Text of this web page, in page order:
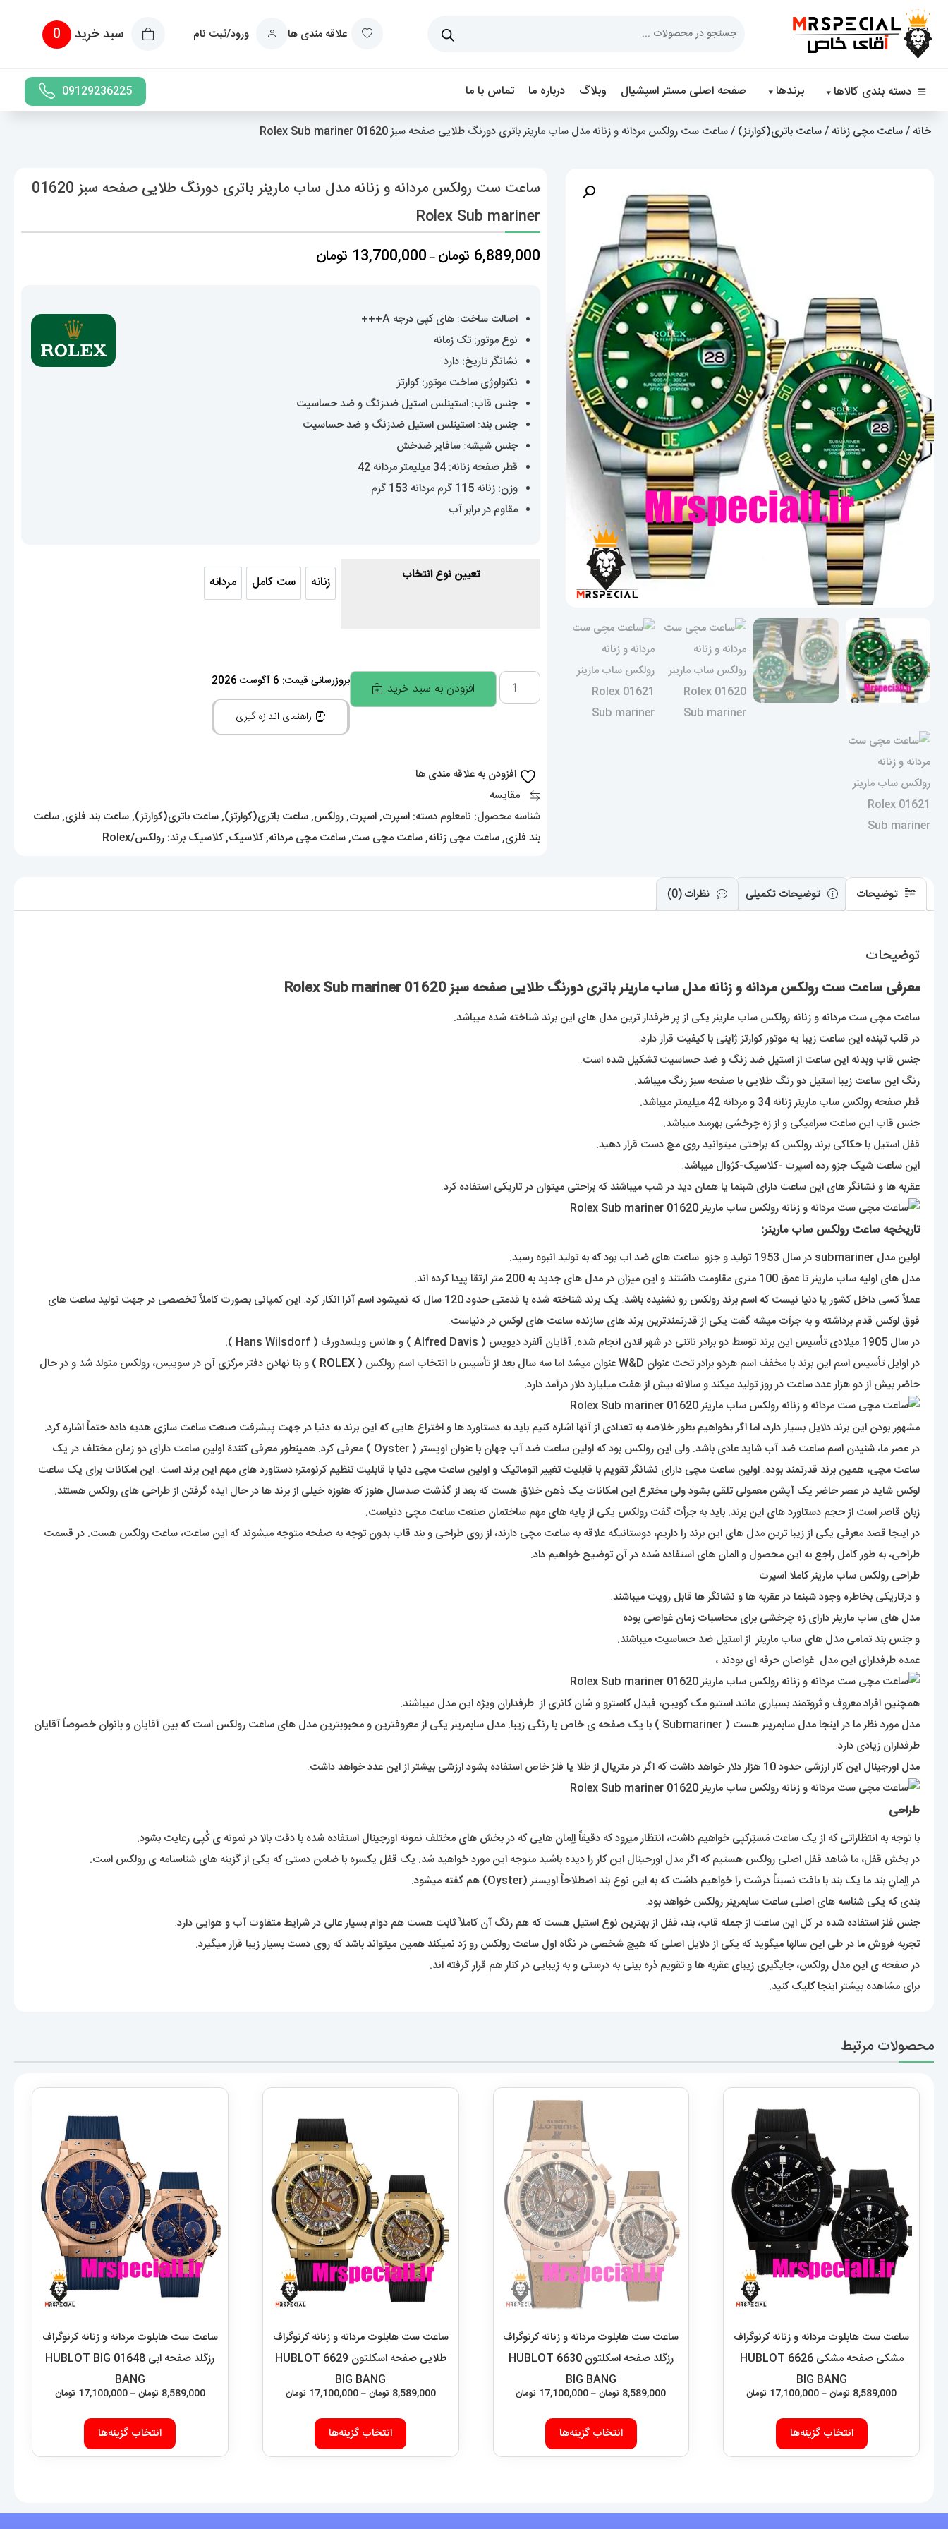
علاقه مندی ها ورود/ثبت نام سبد خرید 0
دسته بندی کالاها برندها صفحه اصلی مستر اسپشیال وبلاگ درباره ما تماس با ما 09129236225
خانه /ساعت مچی زنانه /ساعت باتری(کوارتز) / ساعت ست رولکس مردانه و زنانه مدل ساب مارینر باتری دورنگ طلایی صفحه سبز 01620 Rolex Sub mariner
ساعت ست رولکس مردانه و زنانه مدل ساب مارینر باتری دورنگ طلایی صفحه سبز 01620
Rolex Sub mariner
6,889,000 تومان –
13,700,000 تومانمحدوده
اصالت ساخت: های کپی درجه A+++
نوع موتور: تک زمانه
نشانگر تاریخ: دارد
نکنولوژی ساخت موتور: کوارتز
جنس قاب: استینلس استیل ضدزنگ و ضد حساسیت
جنس بند: استینلس استیل ضدزنگ و ضد حساسیت
جنس شیشه: سافایر ضدخش
قطر صفحه زنانه: 34 میلیمتر مردانه 42
وزن: زنانه 115 گرم مردانه 153 گرم
مقاوم در برابر آب
تعیین نوع انتخاب زنانه ست کامل
ست کامل مردانه
ساعت
ست
زنانه
مدل
ساب
طلایی
Rolex
Sub
افزودن به سبد خرید بروزرسانی قیمت: 6 آگوست 2026
راهنمای اندازه گیری
افزودن به علاقه مندی ها
مقایسه
شناسه محصول: نامعلوم دسته: اسپرت,اسپرت,رولکس,ساعت باتری(کوارتز),ساعت باتری(کوارتز),ساعت بند فلزی,ساعت
بند فلزی,ساعت مچی زنانه,ساعت مچی ست,ساعت مچی مردانه,کلاسیک,کلاسیک برند: رولکس/Rolex
توضیحات توضیحات تکمیلی نظرات (0)
توضیحات
معرفی ساعت ست رولکس مردانه و زنانه مدل ساب مارینر باتری دورنگ طلایی صفحه سبز 01620 Rolex Sub mariner
ساعت مچی ست مردانه و زنانه رولکس ساب مارینر یکی از پر طرفدار ترین مدل های این برند شناخته شده میباشد.
در قلب تپنده این ساعت زیبا یه موتور کوارتز ژاپنی با کیفیت قرار دارد.
جنس قاب وبدنه این ساعت از استیل ضد زنگ و ضد حساسیت تشکیل شده است.
رنگ این ساعت زیبا استیل دو رنگ طلایی با صفحه سبز رنگ میباشد.
قطر صفحه رولکس ساب مارینر زنانه 34 و مردانه 42 میلیمتر میباشد.
جنس قاب این ساعت سرامیکی و از زه چرخشی بهرمند میباشد.
قفل استیل با حکاکی برند رولکس که براحتی میتوانید روی مچ دست قرار دهید.
این ساعت شیک جزو رده اسپرت -کلاسیک-کژوال میباشد.
عقربه ها و نشانگر های این ساعت دارای شبنما یا همان دید در شب میباشند که براحتی میتوان در تاریکی استفاده کرد.
تاریخچه ساعت رولکس ساب مارینر:
اولین مدل submariner در سال 1953 تولید و جزو ساعت های ضد اب بود که به تولید انبوه رسید.
مدل های اولیه ساب مارینر تا عمق 100 متری مقاومت داشتند و این میزان در مدل های جدید به 200 متر ارتقا پیدا کرده اند.
عملاً کسی داخل کشور یا دنیا نیست که اسم برند رولکس رو نشنیده باشد. یک برند شناخته شده با قدمتی حدود 120 سال که نمیشود اسم آنرا انکار کرد. این کمپانی بصورت کاملاً تخصصی در جهت تولید ساعت های
فوق لوکس قدم برداشته و به جرأت میشه گفت یکی از قدرتمندترین برند های سازنده ساعت های لوکس در دنیاست.
در سال 1905 میلادی تأسیس این برند توسط دو برادر ناتنی در شهر لندن انجام شده. آقایان آلفرد دیویس ( Alfred Davis ) و هانس ویلسدورف ( Hans Wilsdorf ).
در اوایل تأسیس اسم این برند با مخفف اسم هردو برادر تحت عنوان W&D عنوان میشد اما سه سال بعد از تأسیس با انتخاب اسم رولکس (
ROLEX ) و بنا نهادن دفتر مرکزی آن در سوییس، رولکس متولد شد و در حال
حاضر بیش از دو هزار عدد ساعت در روز تولید میکند و سالانه بیش از هفت میلیارد دلار درآمد دارد.
مشهور بودن این برند دلایل بسیار دارد، اما اگر بخواهیم بطور خلاصه به تعدادی از آنها اشاره کنیم باید به دستاورد ها و اختراع هایی که این برند به دنیا در جهت پیشرفت صنعت ساعت سازی هدیه داده حتماً اشاره کرد.
در عصر ما، شنیدن اسم ساعت ضد آب شاید عادی باشد. ولی این رولکس بود که اولین ساعت ضد آب جهان با عنوان اویستر ( Oyster ) معرفی کرد. همینطور معرفی کنندۀ اولین ساعت دارای دو زمان مختلف در یک
ساعت مچی، همین برند قدرتمند بوده. اولین ساعت مچی دارای نشانگر تقویم با قابلیت تغییر اتوماتیک و اولین ساعت مچی دنیا با قابلیت تنظیم کرنومتر؛ دستاورد های مهم این برند است. این امکانات برای یک ساعت
لوکس شاید در عصر حاضر یک آپشن معمولی تلقی بشود ولی مخترع این امکانات یک ذهن خلاق هست که بعد از گذشت صدسال هنوز که هنوزه خیلی از برند ها در حال ایده گرفتن از طراحی های رولکس هستند.
زبان قاصر است از حجم دستاورد های این برند. باید به جرأت گفت رولکس یکی از پایه های مهم ساختمان صنعت ساعت مچی دنیاست.
در اینجا قصد معرفی یکی از زیبا ترین مدل های این برند را داریم، دوستانیکه علاقه به ساعت مچی دارند، از روی طراحی و بند قاب بدون توجه به صفحه متوجه میشوند که این ساعت، ساعت رولکس هست. در قسمت
طراحی، به طور کامل راجع به این محصول و المان های استفاده شده در آن توضیح خواهیم داد.
طراحی رولکس ساب مارینر کاملا اسپرت
و درتاریکی بخاطره وجود شبنما در عقربه ها و نشانگر ها قابل رویت میباشند.
مدل های ساب مارینر دارای زه چرخشی برای محاسبات زمان غواصی بوده
و جنس بند تمامی مدل های ساب مارینر از استیل ضد حساسیت میباشند.
عمده طرفدارای این مدل غواصان حرفه ای بودند ،
همچنین افراد معروف و ثروتمند بسیاری مانند استیو مک کویین، فیدل کاسترو و شان کانری از طرفداران ویژه این مدل میباشند.
مدل مورد نظر ما در اینجا مدل سابمرینر هست ( Submariner ) با یک صفحه ی خاص با رنگی زیبا. مدل سابمرینر یکی از معروفترین و محبوبترین مدل های ساعت رولکس است که بین آقایان و بانوان خصوصاً آقایان
طرفداران زیادی دارد.
مدل اورجینال این کار ارزشی حدود 10 هزار دلار خواهد داشت که اگر در متریال از طلا یا فلز خاص استفاده بشود ارزشی بیشتر از این عدد خواهد داشت.
طراحی
با توجه به انتظاراتی که از یک ساعت مَستِرکپی خواهیم داشت، انتظار میرود که دقیقاً اِلِمان هایی که در بخش های مختلف نمونه اورجینال استفاده شده با دقت بالا در نمونه ی کُپی رعایت بشود.
در بخش قفل، ما شاهد قفل اصلی رولکس هستیم که اگر مدل اورحینال این کار را دیده باشید متوجه این مورد خواهید شد. یک قفل یکسره با ضامن دستی که یکی از گزینه های شناسنامه ی رولکس است.
در اِلِمانِ بند ما یک بند با بافت نسبتاً درشت را خواهیم داشت که به این نوع بند اصطلاحاً اویستر (Oyster) هم گفته میشود.
بندی که یکی شناسه های اصلی ساعت سابمرینرِ رولکس خواهد بود.
جنس فلز استفاده شده در کل این ساعت از جمله قاب، بند، قفل از بهترین نوع استیل هست که هم رنگ آن کاملاً ثابت هست هم دوام بسیار عالی در شرایط متفاوت آب و هوایی دارد.
تجربه فروش ما در طی این سالها میگوید که یکی از دلایل اصلی که هیچ شخصی در نگاه اول ساعت رولکس رو رَد نمیکند همین میتواند باشد که روی دست بسیار زیبا قرار میگیرد.
در صفحه ی این مدل رولکس، جایگیری زیبای عقربه ها و تقویم ذره بینی به درستی و به زیبایی در کنار هم قرار گرفته اند.
برای مشاهده بیشتراینجا کلیککنید.
محصولات مرتبط
ساعت ست هابلوت مردانه و زنانه کرنوگراف
مشکی صفحه مشکی 6626 HUBLOT
BIG BANG
8,589,000 تومان–
17,100,000 تومانمحدوده
انتخاب گزینه‌ها
دارای
ساعت ست هابلوت مردانه و زنانه کرنوگراف
رزگلد صفحه اسکلتون 6630 HUBLOT
BIG BANG
8,589,000 تومان –
17,100,000 تومانمحدوده
انتخاب گزینه‌ها
دارای
ساعت ست هابلوت مردانه و زنانه کرنوگراف
طلایی صفحه اسکلتون 6629 HUBLOT
BIG BANG
8,589,000 تومان –
17,100,000 تومانمحدوده
انتخاب گزینه‌ها
این
دارای
ساعت ست هابلوت مردانه و زنانه کرنوگراف
رزگلد صفحه ابی 01648 HUBLOT BIG
BANG
8,589,000 تومان–
17,100,000 تومانمحدوده
انتخاب گزینه‌ها
این
دارای